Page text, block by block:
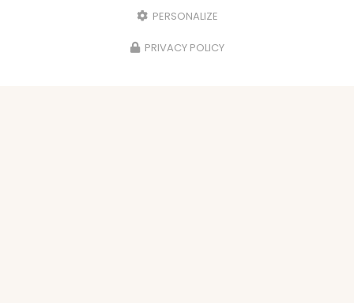
PERSONALIZE
PRIVACY POLICY